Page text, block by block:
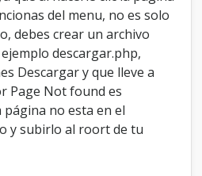
del menu, no es solo
debes crear un archivo
descargar.php,
Descargar y que lleve a
Page Not found es
no esta en el
y subirlo al roort de tu